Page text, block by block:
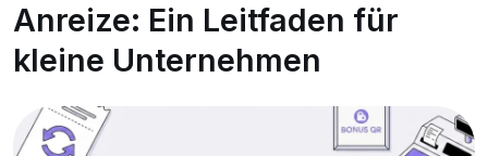
Anreize: Ein Leitfaden für
kleine Unternehmen